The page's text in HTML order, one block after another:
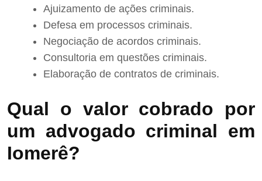
Ajuizamento de ações criminais.
Defesa em processos criminais.
Negociação de acordos criminais.
Consultoria em questões criminais.
Elaboração de contratos de criminais.
Qual o valor cobrado por
um advogado criminal em
Iomerê?